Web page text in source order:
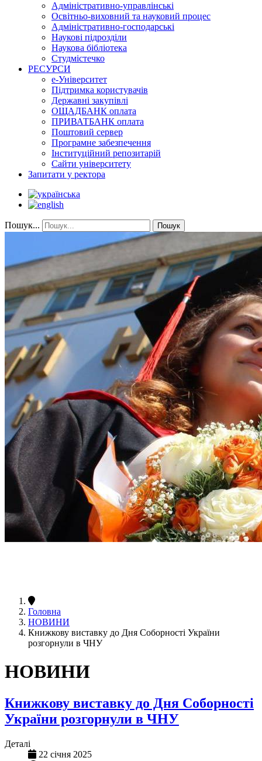
Адміністративно-управлінські
Освітньо-виховний та науковий процес
Адміністративно-господарські
Наукові підрозділи
Наукова бібліотека
Студмістечко
РЕСУРСИ
е-Університет
Підтримка користувачів
Державні закупівлі
ОЩАДБАНК оплата
ПРИВАТБАНК оплата
Поштовий сервер
Програмне забезпечення
Інституційний репозитарій
Сайти університету
Запитати у ректора
Пошук... Пошук
Головна
НОВИНИ
Книжкову виставку до Дня Соборності України
розгорнули в ЧНУ
НОВИНИ
Книжкову виставку до Дня Соборності
України розгорнули в ЧНУ
Деталі
22 січня 2025